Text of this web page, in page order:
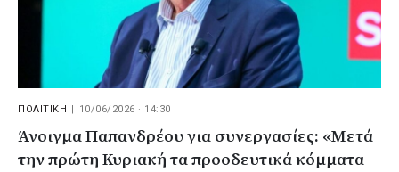
ΠΟΛΙΤΙΚΗ 10/06/2026 · 14:30
Άνοιγμα Παπανδρέου για συνεργασίες: «Μετά
την πρώτη Κυριακή τα προοδευτικά κόμματα